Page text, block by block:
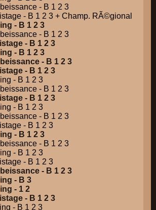
- B 1 2 3
- B 1 2 3 + Champ. RÃ©gional
- B 1 2 3
- B 1 2 3
- B 1 2 3
- B 1 2 3
- B 1 2 3
- B 1 2 3
- B 1 2 3
- B 1 2 3
- B 1 2 3
- B 1 2 3
- B 1 2 3
- B 1 2 3
- B 1 2 3
- B 1 2 3
- B 1 2 3
- B 1 2 3
- B 1 2 3
- B 3
- 1 2
- B 1 2 3
- B 1 2 3